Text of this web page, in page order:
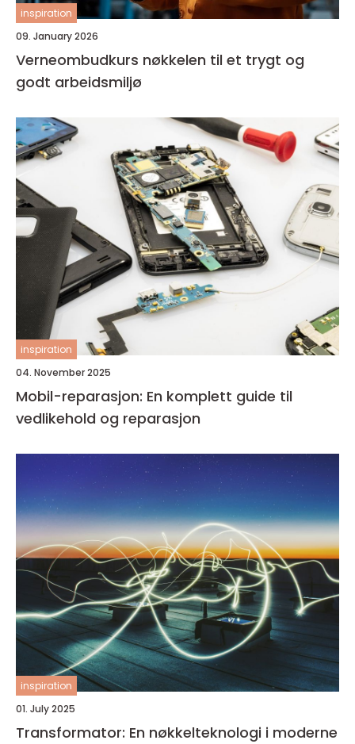
inspiration
09. January 2026
Verneombudkurs nøkkelen til et trygt og
godt arbeidsmiljø
inspiration
04. November 2025
Mobil-reparasjon: En komplett guide til
vedlikehold og reparasjon
inspiration
01. July 2025
Transformator: En nøkkelteknologi i moderne